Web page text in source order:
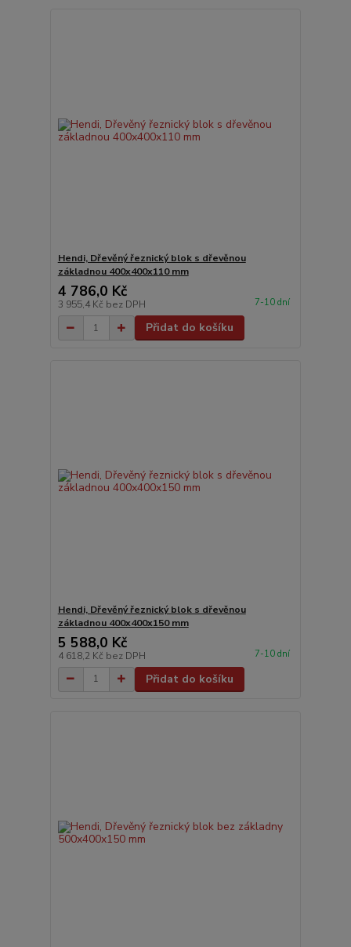
Hendi, Dřevěný řeznický blok s dřevěnou
základnou 400x400x110 mm
4 786,0 Kč
3 955,4 Kč bez DPH 7-10 dní
Přidat do košíku
Hendi, Dřevěný řeznický blok s dřevěnou
základnou 400x400x150 mm
5 588,0 Kč
4 618,2 Kč bez DPH 7-10 dní
Přidat do košíku